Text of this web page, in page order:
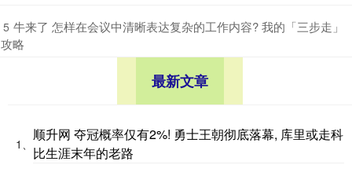
5 ​牛来了 怎样在会议中清晰表达复杂的工作内容? 我的「三步走」
攻略
最新文章
1、
顺升网 夺冠概率仅有2%! 勇士王朝彻底落幕, 库里或走科
比生涯末年的老路